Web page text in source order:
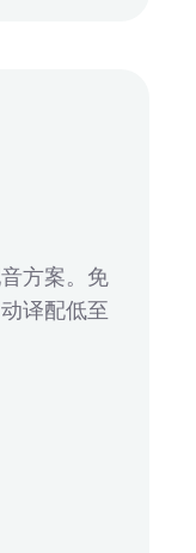
方案。免
译配低至